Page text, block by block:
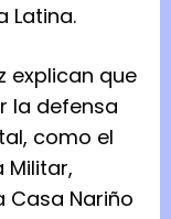
Latina.
explican que
la defensa
como el
Militar,
Casa Nariño